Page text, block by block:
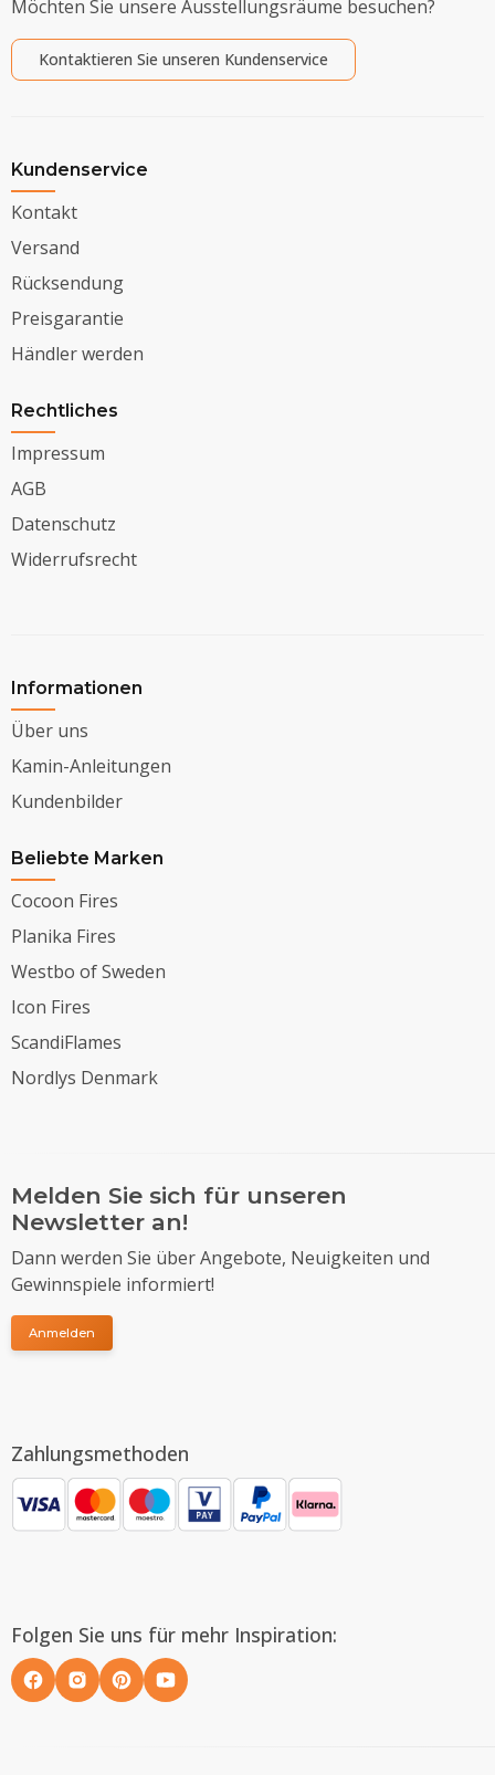
Möchten Sie unsere Ausstellungsräume besuchen?
Kontaktieren Sie unseren Kundenservice
Kundenservice
Kontakt
Versand
Rücksendung
Preisgarantie
Händler werden
Rechtliches
Impressum
AGB
Datenschutz
Widerrufsrecht
Informationen
Über uns
Kamin-Anleitungen
Kundenbilder
Beliebte Marken
Cocoon Fires
Planika Fires
Westbo of Sweden
Icon Fires
ScandiFlames
Nordlys Denmark
Melden Sie sich für unseren
Newsletter an!
Dann werden Sie über Angebote, Neuigkeiten und
Gewinnspiele informiert!
Anmelden
Zahlungsmethoden
Folgen Sie uns für mehr Inspiration: